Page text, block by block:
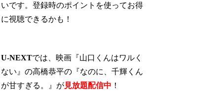
いです。登録時のポイントを使ってお得
に視聴できるかも！
U-NEXTでは、映画『山口くんはワルく
ない』の高橋恭平の『なのに、千輝くん
が甘すぎる。』が見放題配信中 ！